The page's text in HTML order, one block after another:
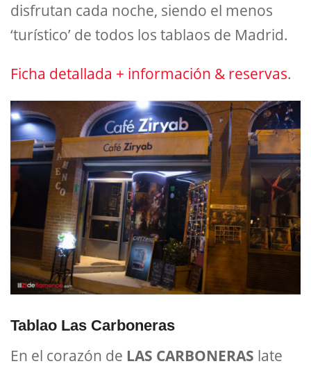
disfrutan cada noche, siendo el menos
‘turístico’ de todos los tablaos de Madrid.
Ficha detallada + información & reservas.
Tablao Las Carboneras
En el corazón de LAS CARBONERAS late